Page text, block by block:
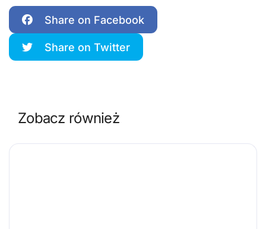
Share on Facebook
Share on Twitter
Zobacz również